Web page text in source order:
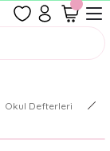
Okul Defterleri